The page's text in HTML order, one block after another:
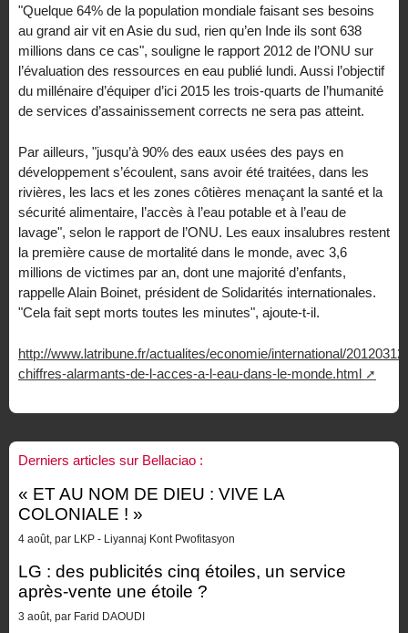
"Quelque 64% de la population mondiale faisant ses besoins
au grand air vit en Asie du sud, rien qu’en Inde ils sont 638
millions dans ce cas", souligne le rapport 2012 de l’ONU sur
l’évaluation des ressources en eau publié lundi. Aussi l’objectif
du millénaire d’équiper d’ici 2015 les trois-quarts de l’humanité
de services d’assainissement corrects ne sera pas atteint.
Par ailleurs, "jusqu’à 90% des eaux usées des pays en
développement s’écoulent, sans avoir été traitées, dans les
rivières, les lacs et les zones côtières menaçant la santé et la
sécurité alimentaire, l’accès à l’eau potable et à l’eau de
lavage", selon le rapport de l’ONU. Les eaux insalubres restent
la première cause de mortalité dans le monde, avec 3,6
millions de victimes par an, dont une majorité d’enfants,
rappelle Alain Boinet, président de Solidarités internationales.
"Cela fait sept morts toutes les minutes", ajoute-t-il.
http://www.latribune.fr/actualites/economie/international/
chiffres-alarmants-de-l-acces-a-l-eau-dans-le-monde.html
Derniers articles sur Bellaciao :
« ET AU NOM DE DIEU : VIVE LA
COLONIALE ! »
4 août, par LKP - Liyannaj Kont Pwofitasyon
LG : des publicités cinq étoiles, un service
après-vente une étoile ?
3 août, par Farid DAOUDI